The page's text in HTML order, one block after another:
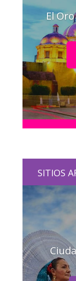
El
SITIOS